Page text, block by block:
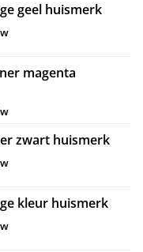
geel huismerk
magenta
zwart huismerk
kleur huismerk